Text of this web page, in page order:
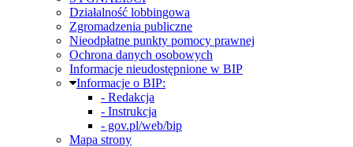
Działalność lobbingowa
Zgromadzenia publiczne
Nieodpłatne punkty pomocy prawnej
Ochrona danych osobowych
Informacje nieudostępnione w BIP
Informacje o BIP:
- Redakcja
- Instrukcja
- gov.pl/web/bip
Mapa strony